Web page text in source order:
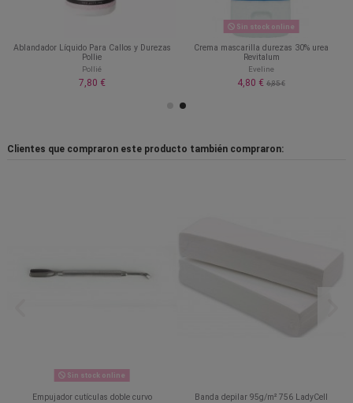
Ablandador Líquido Para Callos y Durezas
Pollie
Pollié
7,80 €
Sin stock online
Crema mascarilla durezas 30% urea
Revitalum
Eveline
4,80 € 6,85 €
Clientes que compraron este producto también compraron:
Sin stock online
Empujador cutículas doble curvo Banda depilar 95g/m² 756 LadyCell